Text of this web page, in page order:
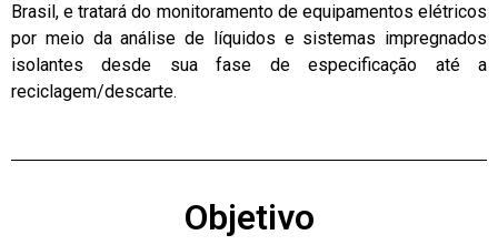
Brasil, e tratará do monitoramento de equipamentos elétricos
por meio da análise de líquidos e sistemas impregnados
isolantes desde sua fase de especificação até a
reciclagem/descarte.
Objetivo